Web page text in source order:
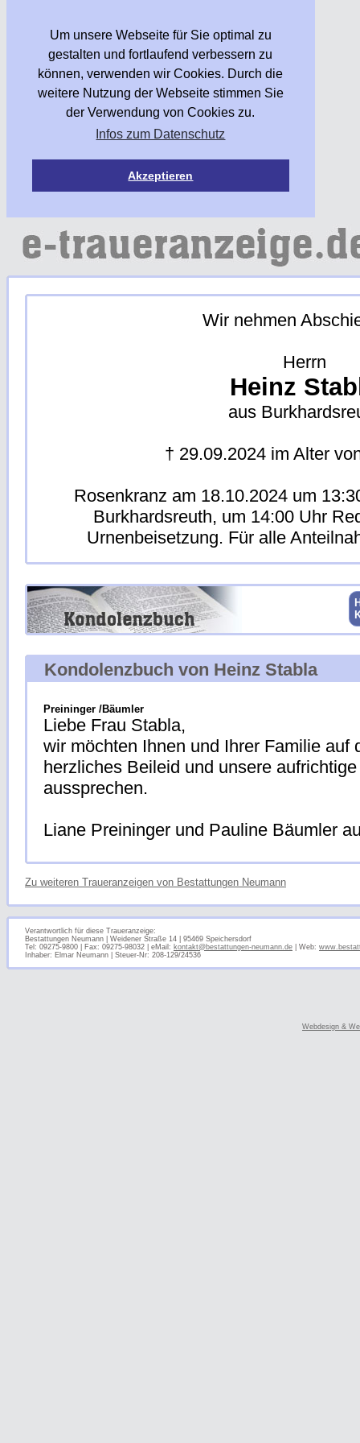
Um unsere Webseite für Sie optimal zu
gestalten und fortlaufend verbessern zu
können, verwenden wir Cookies. Durch die
weitere Nutzung der Webseite stimmen Sie
der Verwendung von Cookies zu.
Infos zum Datenschutz
Akzeptieren
Wir nehmen
Herrn
Heinz
aus
† 29.09.2024 im Alter
Rosenkranz am 18.10.2024 um
Burkhardsreuth, um 14:00 Uhr
Urnenbeisetzung. Für alle
Kondolenzbuch von Heinz Stabla
Preininger /Bäumler
Liebe Frau Stabla,
wir möchten Ihnen und Ihrer Familie auf
herzliches Beileid und unsere
aussprechen.
Liane Preininger und Pauline Bäumler
Zu weiteren Traueranzeigen von Bestattungen Neumann
Verantwortlich für diese Traueranzeige:
Bestattungen Neumann | Weidener Straße 14 | 95469 Speichersdorf
Tel: 09275-9800 | Fax: 09275-98032 | eMail: kontakt@bestattungen-neumann.de | Web:
Inhaber: Elmar Neumann | Steuer-Nr: 208-129/24536
Webdesign &